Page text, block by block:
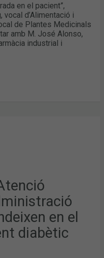
en el pacient”,
vocal d’Alimentació i
de Plantes Medicinals
amb M. José Alonso,
industrial i
en el
diabètic